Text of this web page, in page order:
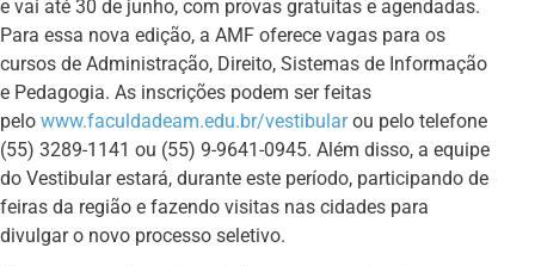
e vai até 30 de junho, com provas gratuitas e agendadas.
Para essa nova edição, a AMF oferece vagas para os
cursos de Administração, Direito, Sistemas de Informação
e Pedagogia. As inscrições podem ser feitas
pelo www.faculdadeam.edu.br/vestibularou pelo telefone
(55) 3289-1141 ou (55) 9-9641-0945. Além disso, a equipe
do Vestibular estará, durante este período, participando de
feiras da região e fazendo visitas nas cidades para
divulgar o novo processo seletivo.